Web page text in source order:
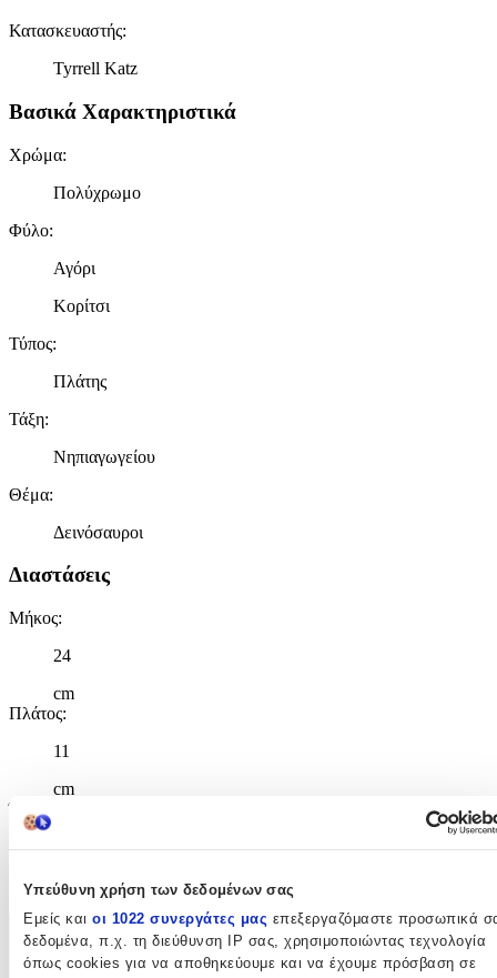
Υπεύθυνη χρήση των δεδομένων σας
Εμείς και οι 1022 συνεργάτες μας επεξεργαζόμαστε προσωπικά
δεδομένα, π.χ. τη διεύθυνση IP σας, χρησιμοποιώντας τεχνολογία
όπως cookies για να αποθηκεύουμε και να έχουμε πρόσβαση σε
Κατασκευαστής:
Tyrrell Katz
Βασικά Χαρακτηριστικά
Χρώμα:
Πολύχρωμο
Φύλο:
Αγόρι
Κορίτσι
Τύπος:
Πλάτης
Τάξη:
Νηπιαγωγείου
Θέμα:
Δεινόσαυροι
Διαστάσεις
Μήκος:
24
cm
Πλάτος:
11
cm
Ύψος
30
cm
Χαρακτηριστικά